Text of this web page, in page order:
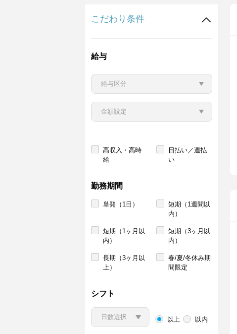
こだわり条件
給与
高収入・高時
給
日払い／週払
い
勤務期間
単発（1日）
短期（1週間以
内）
短期（1ヶ月以
内）
短期（3ヶ月以
内）
長期（3ヶ月以
上）
春/夏/冬休み期
間限定
シフト
以上 以内